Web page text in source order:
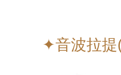
✦音波拉提